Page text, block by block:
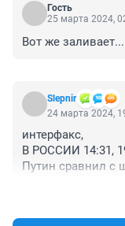
Гость
25 марта 2024,
Вот же
Slepnir
24 марта 2024,
интерфакс,
В РОССИИ 14:31,
Путин сравнил с